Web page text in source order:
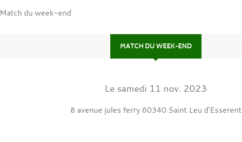
Match du week-end
MATCH DU WEEK-END
Le samedi 11 nov. 2023
8 avenue jules ferry 60340 Saint Leu d'Esserent